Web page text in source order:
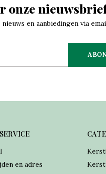
onze
en aanbiedingen via
en adres